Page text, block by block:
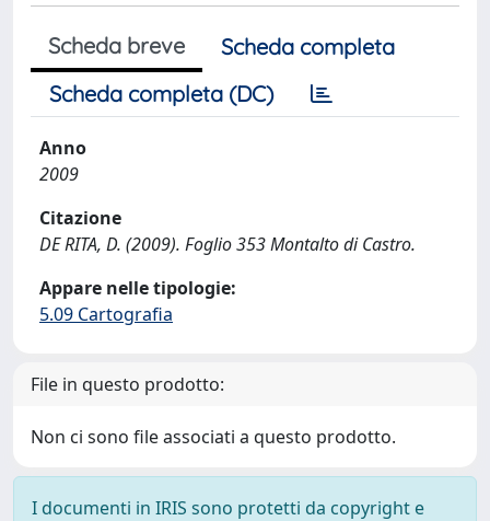
Scheda breve
Scheda completa
Scheda completa (DC)
Anno
2009
Citazione
DE RITA, D. (2009). Foglio 353 Montalto di Castro.
Appare nelle tipologie:
5.09 Cartografia
File in questo prodotto:
Non ci sono file associati a questo prodotto.
I documenti in IRIS sono protetti da copyright e